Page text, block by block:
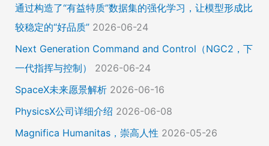
通过构造了“有益特质”数据集的强化学习，让模型形成比
较稳定的“好品质” 2026-06-24
Next Generation Command and Control（NGC2，下
一代指挥与控制）
2026-06-24
SpaceX未来愿景解析 2026-06-16
PhysicsX公司详细介绍 2026-06-08
Magnifica Humanitas，崇高人性 2026-05-26